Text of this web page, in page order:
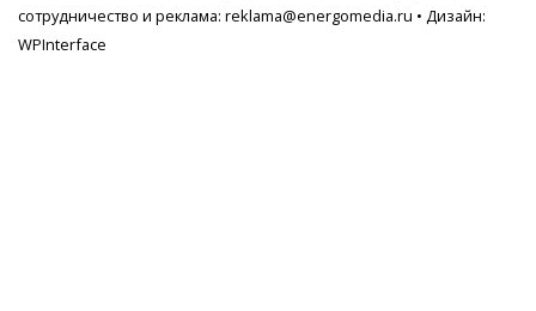
сотрудничество и реклама: reklama@energomedia.ru • Дизайн:
WPInterface